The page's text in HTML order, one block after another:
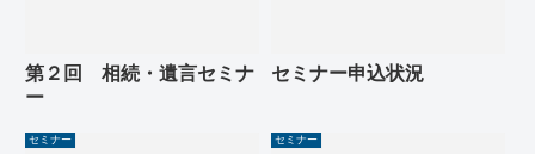
第２回 相続・遺言セミナ
ー
セミナー申込状況
セミナー セミナー